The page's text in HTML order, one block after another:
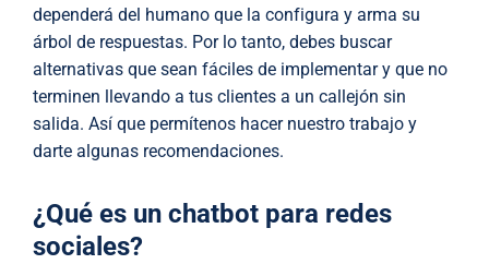
dependerá del humano que la configura y arma su
árbol de respuestas. Por lo tanto, debes buscar
alternativas que sean fáciles de implementar y que no
terminen llevando a tus clientes a un callejón sin
salida. Así que permítenos hacer nuestro trabajo y
darte algunas recomendaciones.
¿Qué es un chatbot para redes
sociales?